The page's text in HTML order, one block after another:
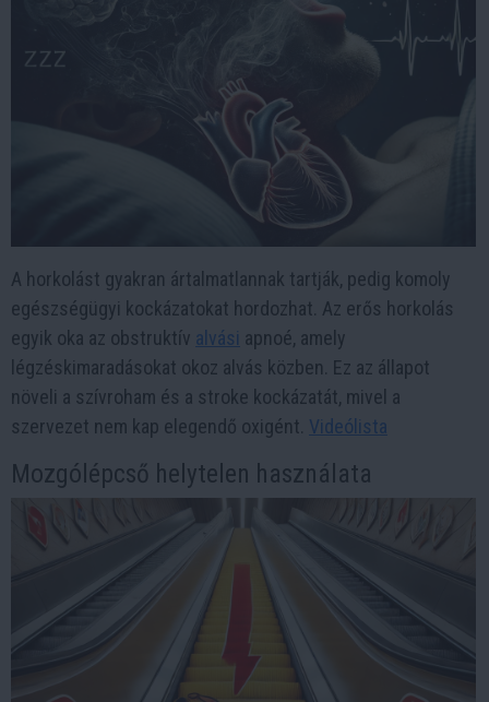
A horkolást gyakran ártalmatlannak tartják, pedig komoly
egészségügyi kockázatokat hordozhat. Az erős horkolás
egyik oka az obstruktív alvási apnoé, amely
légzéskimaradásokat okoz alvás közben. Ez az állapot
növeli a szívroham és a stroke kockázatát, mivel a
szervezet nem kap elegendő oxigént. Videólista
Mozgólépcső helytelen használata